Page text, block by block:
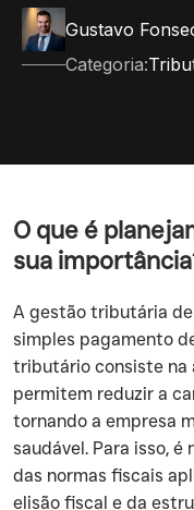
Gustavo
Categoria:
O que é
sua
A gestão tributária
simples pagamento
tributário consiste na
permitem reduzir a
tornando a empresa
saudável. Para isso,
das normas fiscais
elisão fiscal e da